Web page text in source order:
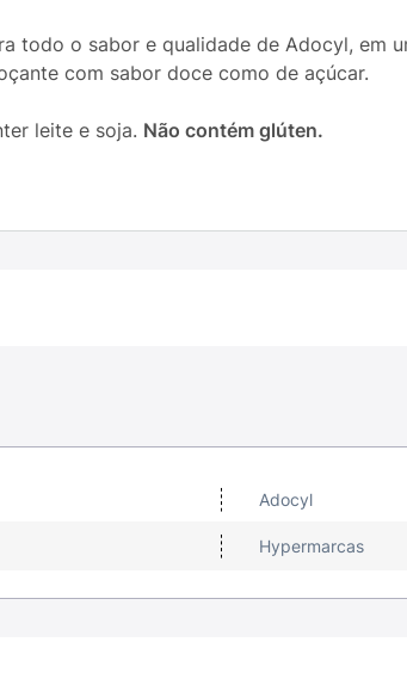
todo o sabor e qualidade de Adocyl, em
com sabor doce como de açúcar.
leite e soja. Não contém glúten.
Adocyl
Hypermarcas